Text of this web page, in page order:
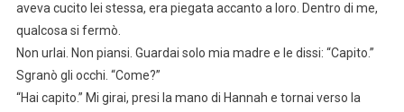
aveva cucito lei stessa, era piegata accanto a loro. Dentro di me,
qualcosa si fermò.
Non urlai. Non piansi. Guardai solo mia madre e le dissi: “Capito.”
Sgranò gli occhi. “Come?”
“Hai capito.” Mi girai, presi la mano di Hannah e tornai verso la